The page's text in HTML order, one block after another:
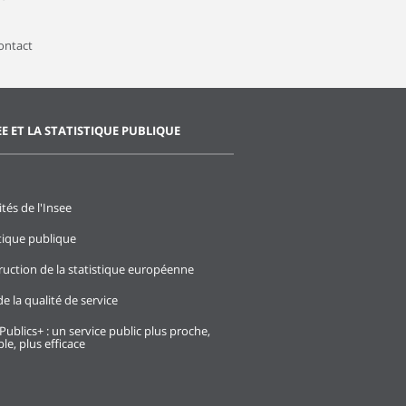
ET LA STATISTIQUE PUBLIQUE
de l'Insee
publique
de la statistique européenne
la qualité de service
: un service public plus proche,
plus efficace